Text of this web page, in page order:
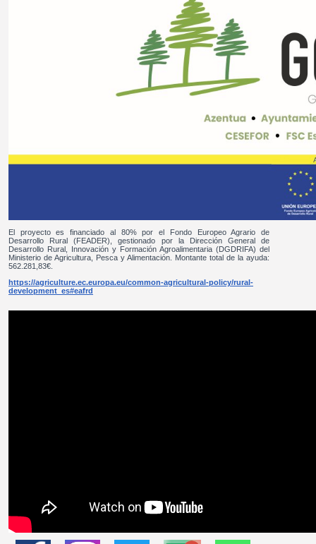
El proyecto es financiado al 80% por el Fondo Europeo Agrario de
Desarrollo Rural (FEADER), gestionado por la Dirección General de
Desarrollo Rural, Innovación y Formación Agroalimentaria (DGDRIFA) del
Ministerio de Agricultura, Pesca y Alimentación. Montante total de la ayuda:
562.281,83€.
https://agriculture.ec.europa.eu/common-agricultural-policy/rural-
development_es#eafrd